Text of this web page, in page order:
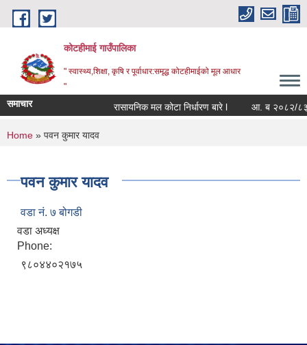
Skip to main content
कोटहीमाई गाउँपालिका
" स्वास्थ्य,शिक्षा, कृषि र पूर्वाधार:समृद्ध कोटहीमाईको मूल आधार
"
समाचार रासायनिक मल कोटा निर्धारण बारे l आ. ब २०८२/८३
You are here
Home » पवन कुमार यादव
पवन कुमार यादव
वडा नं. ७ बोगडी
वडा अध्यक्ष
Phone:
९८०४४०२१७५